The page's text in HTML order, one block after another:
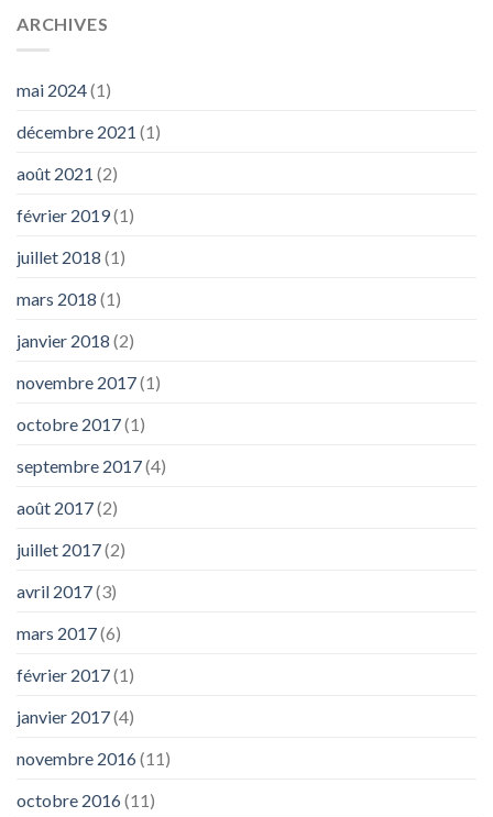
ARCHIVES
mai 2024(1)
décembre 2021 (1)
août 2021 (2)
février 2019(1)
juillet 2018 (1)
mars 2018 (1)
janvier 2018 (2)
novembre 2017(1)
octobre 2017(1)
septembre 2017(4)
août 2017(2)
juillet 2017(2)
avril 2017(3)
mars 2017(6)
février 2017(1)
janvier 2017(4)
novembre 2016(11)
octobre 2016(11)